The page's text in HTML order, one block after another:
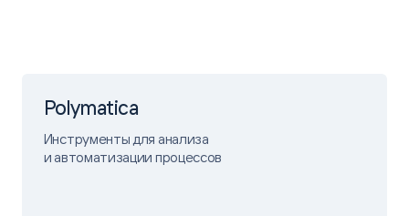
Polymatica
Инструменты для анализа
и автоматизации процессов